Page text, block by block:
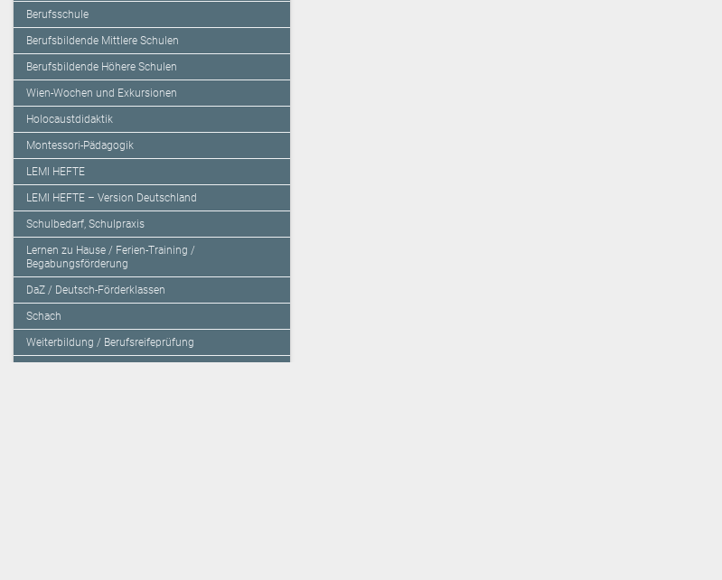
Berufsschule
Berufsbildende Mittlere Schulen
Berufsbildende Höhere Schulen
Wien-Wochen und Exkursionen
Holocaustdidaktik
Montessori-Pädagogik
LEMI HEFTE
LEMI HEFTE – Version Deutschland
Schulbedarf, Schulpraxis
Lernen zu Hause / Ferien-Training /
Begabungsförderung
DaZ / Deutsch-Förderklassen
Schach
Weiterbildung / Berufsreifeprüfung